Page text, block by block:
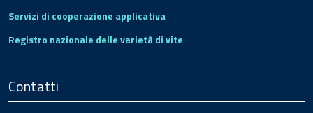
Servizi di cooperazione applicativa
Registro nazionale delle varietà di vite
Contatti